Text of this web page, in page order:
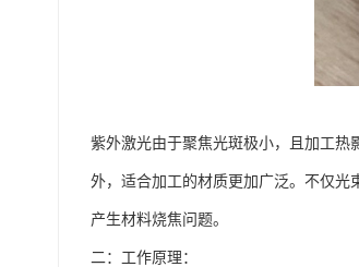
紫外激光由于聚焦光斑极小，且加工热
外，适合加工的材质更加广泛。不仅光
产生材料烧焦问题。
二：工作原理：